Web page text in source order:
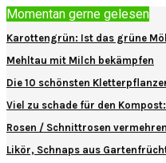
Momentan gerne gelesen
Karottengrün: Ist das grüne
Mehltau mit Milch bekämpfen
Die 10 schönsten
Viel zu schade für den
Rosen / Schnittrosen
Likör, Schnaps aus